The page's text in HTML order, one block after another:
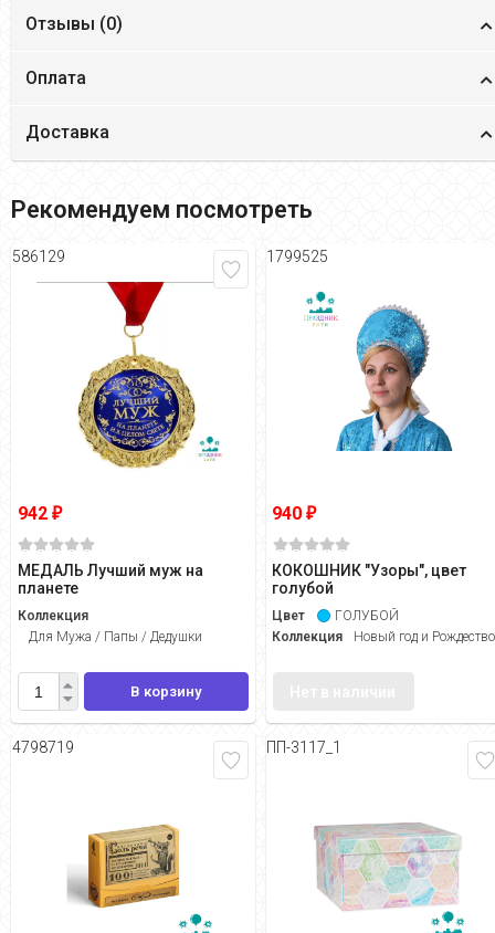
Отзывы (0)
Оплата
Доставка
Рекомендуем посмотреть
586129
942 ₽
МЕДАЛЬ Лучший муж на
планете
Коллекция
Для Мужа / Папы / Дедушки
В корзину
1799525
940₽
КОКОШНИК "Узоры", цвет
голубой
Цвет
ГОЛУБОЙ
Коллекция
Новый год и Рождество
4798719 ПП-3117_1